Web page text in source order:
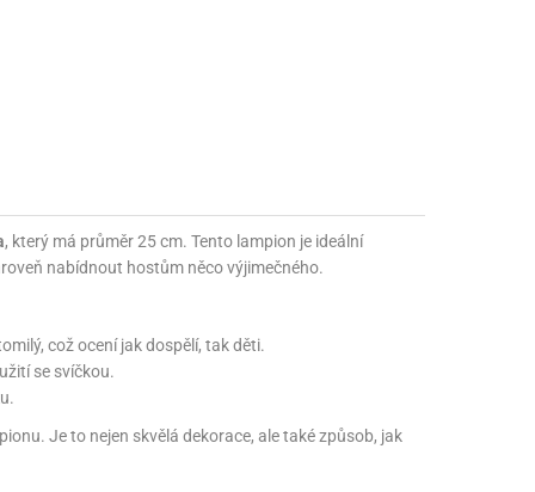
, který má průměr 25 cm. Tento lampion je ideální
nabídnout hostům něco výjimečného.
což ocení jak dospělí, tak děti.
se svíčkou.
Je to nejen skvělá dekorace, ale také způsob, jak